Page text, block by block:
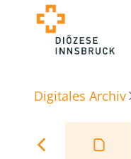
Digitales Archiv